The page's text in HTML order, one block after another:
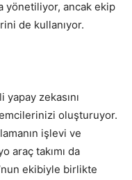
yönetiliyor, ancak ekip
de kullanıyor.
zekasını
oluşturuyor.
işlevi ve
araç takımı da
ekibiyle birlikte